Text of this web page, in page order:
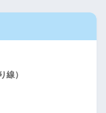
線）